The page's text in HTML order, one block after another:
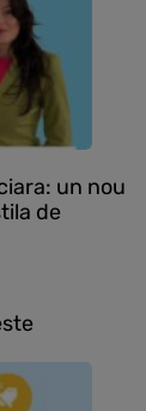
un nou
de